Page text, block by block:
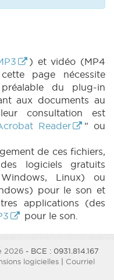
) et vidéo (MP4
page nécessite
préalable du plug-in
aux documents au
consultation est
Reader
" ou
de ces fichiers,
logiciels gratuits
Linux) ou
pour le son et
applications (des
pour le son.
2026 - BCE : 0931.814.167
logicielles| Courriel